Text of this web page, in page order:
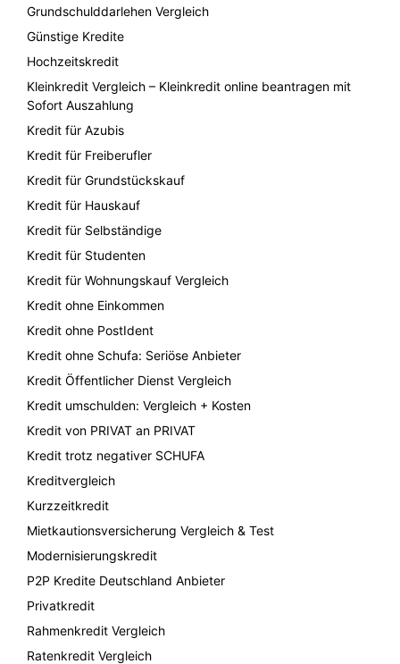
Grundschulddarlehen Vergleich
Günstige Kredite
Hochzeitskredit
Kleinkredit Vergleich – Kleinkredit online beantragen mit
Sofort Auszahlung
Kredit für Azubis
Kredit für Freiberufler
Kredit für Grundstückskauf
Kredit für Hauskauf
Kredit für Selbständige
Kredit für Studenten
Kredit für Wohnungskauf Vergleich
Kredit ohne Einkommen
Kredit ohne PostIdent
Kredit ohne Schufa: Seriöse Anbieter
Kredit Öffentlicher Dienst Vergleich
Kredit umschulden: Vergleich + Kosten
Kredit von PRIVAT an PRIVAT
Kredit trotz negativer SCHUFA
Kreditvergleich
Kurzzeitkredit
Mietkautionsversicherung Vergleich & Test
Modernisierungskredit
P2P Kredite Deutschland Anbieter
Privatkredit
Rahmenkredit Vergleich
Ratenkredit Vergleich